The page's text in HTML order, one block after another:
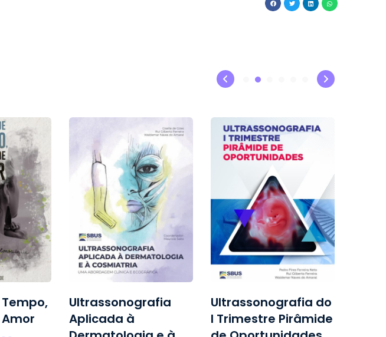
Ultrassonografia
Aplicada à
Ultrassonografia do
I Trimestre Pirâmide